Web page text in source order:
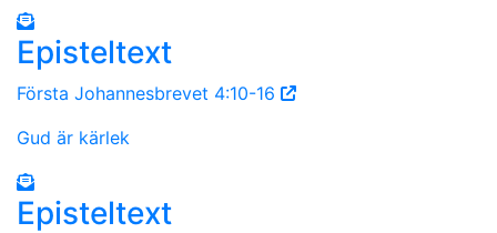
Episteltext
Första Johannesbrevet 4:10-16
Gud är kärlek
Episteltext